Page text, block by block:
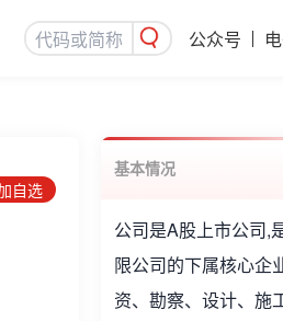
公众号
自选
基本情况
公司是A股上市公司,
限公司的下属核心企
资、勘察、设计、施